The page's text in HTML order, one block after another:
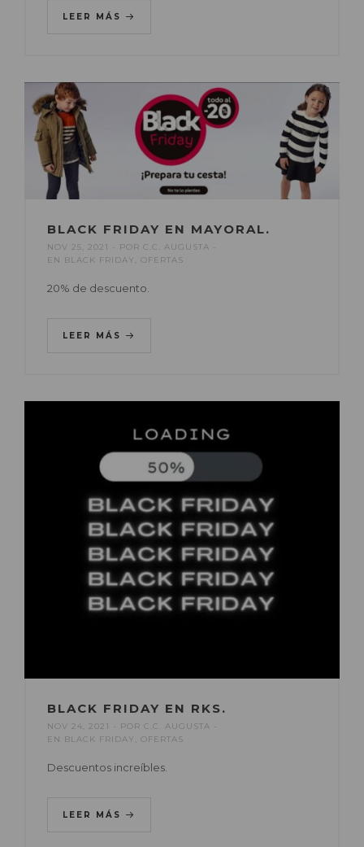
LEER MÁS
BLACK FRIDAY EN MAYORAL.
NOV 25, 2021 POR C.C. AUGUSTA
EN BLACK FRIDAY OFERTAS
20% de descuento.
LEER MÁS
BLACK FRIDAY EN RKS.
NOV 24, 2021 POR C.C. AUGUSTA
EN BLACK FRIDAY OFERTAS
Descuentos increíbles.
LEER MÁS